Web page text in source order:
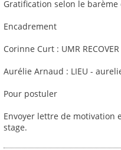
Gratification selon le
Encadrement
Corinne Curt : UMR
Aurélie Arnaud : LIEU -
Pour postuler
Envoyer lettre de motivation
stage.